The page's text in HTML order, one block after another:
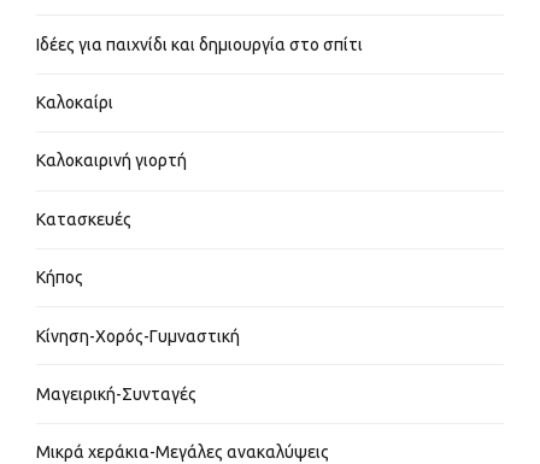
Ιδέες για παιχνίδι και δημιουργία στο σπίτι
Καλοκαίρι
Καλοκαιρινή γιορτή
Κατασκευές
Κήπος
Κίνηση-Χορός-Γυμναστική
Μαγειρική-Συνταγές
Μικρά χεράκια-Μεγάλες ανακαλύψεις